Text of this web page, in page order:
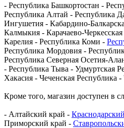
- Республика Башкортостан -
Республика Алтай - Республика
Ингушетия - Кабардино-
Калмыкия - Карачаево-
Карелия - Республика Коми -
Республика Мордовия -
Республика Северная Осетия-
- Республика Тыва - Удмуртская
Хакасия - Чеченская Республика
Кроме того, магазин доступен в
- Алтайский край -
Приморский край -